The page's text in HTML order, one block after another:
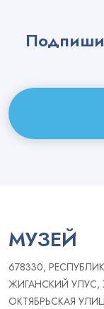
Email
МУЗЕЙ
678330,
ЖИГАНСКИЙ УЛУС,
ОКТЯБРЬСКАЯ